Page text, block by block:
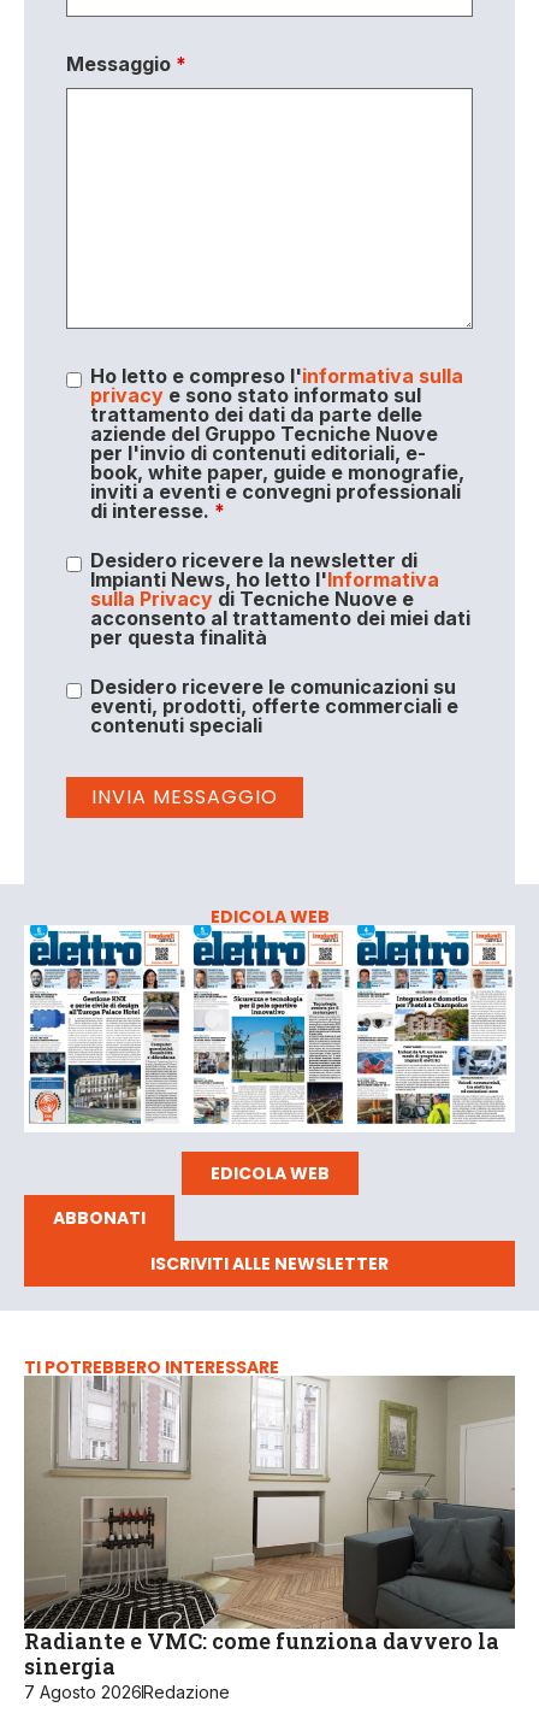
Messaggio *
Ho letto e compreso l'informativa sulla
privacye sono stato informato sul
trattamento dei dati da parte delle
aziende del Gruppo Tecniche Nuove
per l'invio di contenuti editoriali, e-
book, white paper, guide e monografie,
inviti a eventi e convegni professionali
di interesse. *
Desidero ricevere la newsletter di
Impianti News, ho letto l'Informativa
sulla Privacydi Tecniche Nuove e
acconsento al trattamento dei miei dati
per questa finalità
Desidero ricevere le comunicazioni su
eventi, prodotti, offerte commerciali e
contenuti speciali
EDICOLA WEB
EDICOLA WEB
ABBONATI
ISCRIVITI ALLE NEWSLETTER
TI POTREBBERO INTERESSARE
Radiante e VMC: come funziona davvero la
sinergia
7 Agosto 2026Redazione